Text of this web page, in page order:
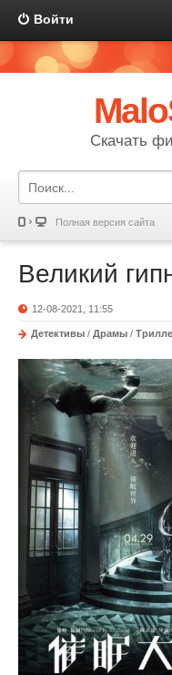
Войти
Скачать
Полная версия сайта
Великий
12-08-2021, 11:55
Детективы / Драмы /